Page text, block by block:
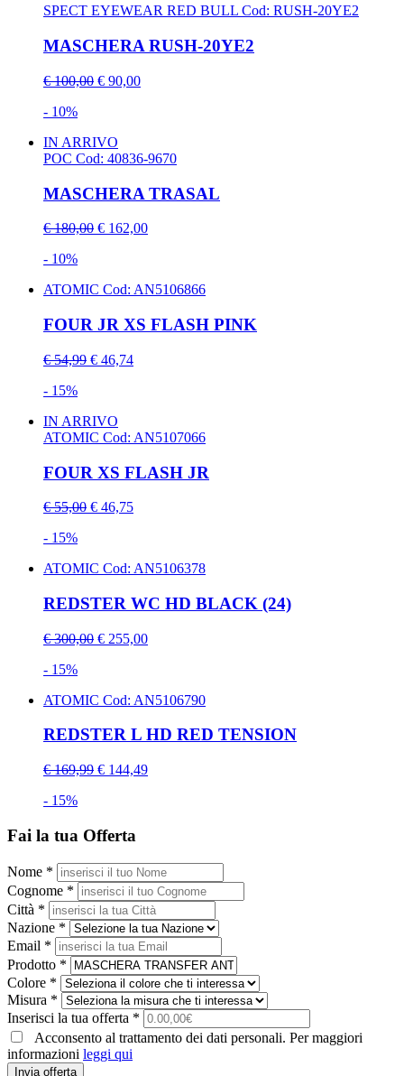
SPECT EYEWEAR RED BULL Cod: RUSH-20YE2
MASCHERA RUSH-20YE2
€ 100,00 € 90,00
- 10%
IN ARRIVO
POC Cod: 40836-9670
MASCHERA TRASAL
€ 180,00 € 162,00
- 10%
ATOMIC Cod: AN5106866
FOUR JR XS FLASH PINK
€ 54,99 € 46,74
- 15%
IN ARRIVO
ATOMIC Cod: AN5107066
FOUR XS FLASH JR
€ 55,00 € 46,75
- 15%
ATOMIC Cod: AN5106378
REDSTER WC HD BLACK (24)
€ 300,00 € 255,00
- 15%
ATOMIC Cod: AN5106790
REDSTER L HD RED TENSION
€ 169,99 € 144,49
- 15%
Fai la tua Offerta
Nome *
Cognome *
Città *
Nazione *
Email *
Prodotto *
Colore *
Misura *
Inserisci la tua offerta *
Acconsento al trattamento dei dati personali. Per maggiori
informazioni leggi qui
Invia offerta